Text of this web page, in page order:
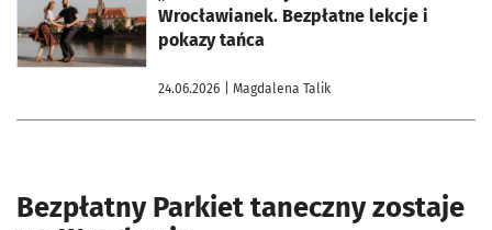
Wrocławianek. Bezpłatne lekcje i
pokazy tańca
24.06.2026 | Magdalena Talik
Bezpłatny Parkiet taneczny zostaje